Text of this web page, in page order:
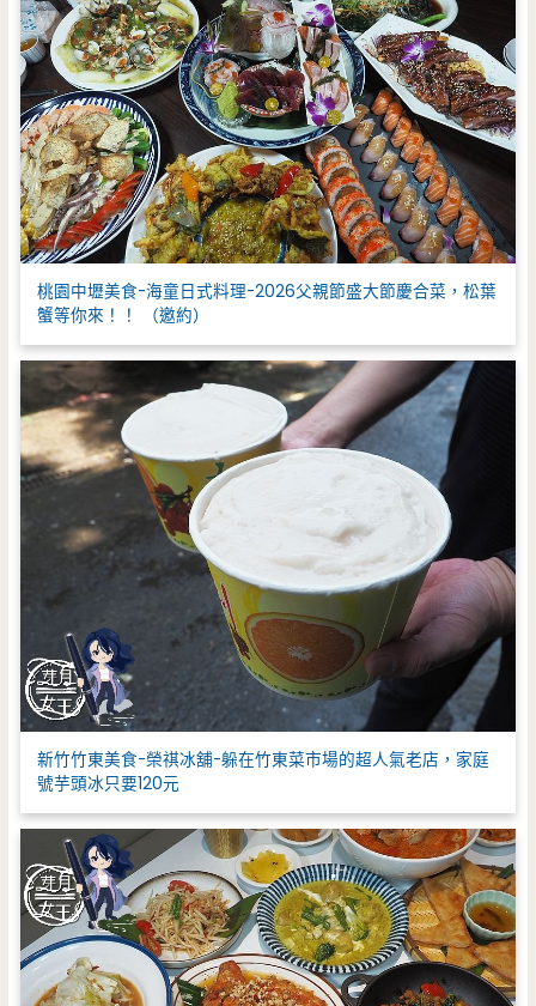
桃園中壢美食-海童日式料理-2026父親節盛大節慶合菜，松葉
蟹等你來！！ （邀約）
新竹竹東美食-榮祺冰舖-躲在竹東菜市場的超人氣老店，家庭
號芋頭冰只要120元